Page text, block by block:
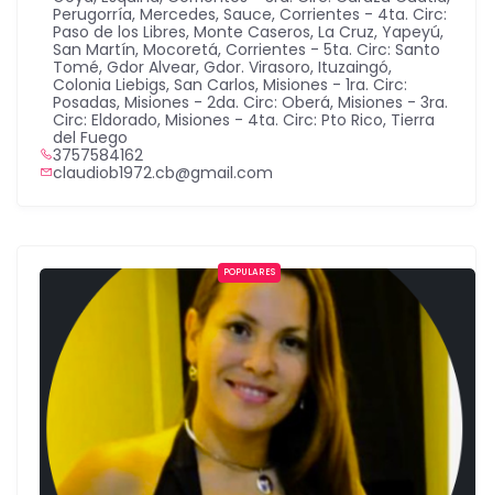
Perugorría, Mercedes, Sauce, Corrientes - 4ta. Circ:
Paso de los Libres, Monte Caseros, La Cruz, Yapeyú,
San Martín, Mocoretá, Corrientes - 5ta. Circ: Santo
Tomé, Gdor Alvear, Gdor. Virasoro, Ituzaingó,
Colonia Liebigs, San Carlos, Misiones - 1ra. Circ:
Posadas, Misiones - 2da. Circ: Oberá, Misiones - 3ra.
Circ: Eldorado, Misiones - 4ta. Circ: Pto Rico, Tierra
del Fuego
3757584162
claudiob1972.cb@gmail.com
POPULARES